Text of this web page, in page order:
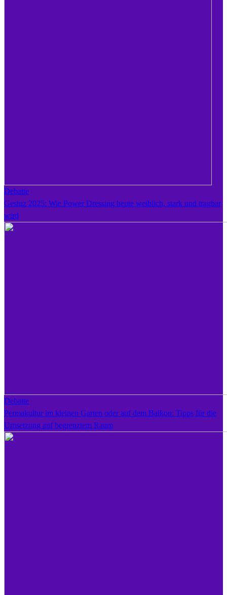
Debatte
Gestuz 2025: Wie Power Dressing heute weiblich, stark und tragbar
wird
Debatte
Permakultur im kleinen Garten oder auf dem Balkon: Tipps für die
Umsetzung auf begrenztem Raum